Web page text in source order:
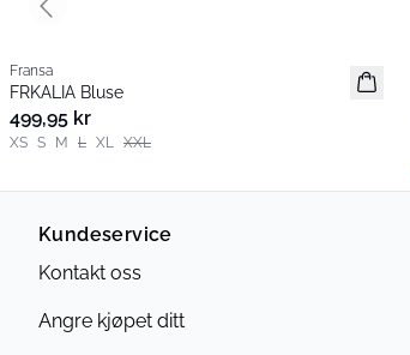
Nyhet
Fransa
FRKALIA Bluse
499,95 kr
XS S M L XL XXL
Previous slide
Kundeservice
Kontakt oss
Angre kjøpet ditt